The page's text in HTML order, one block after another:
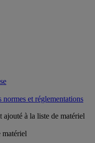
et réglementations
ajouté à la liste de matériel
matériel